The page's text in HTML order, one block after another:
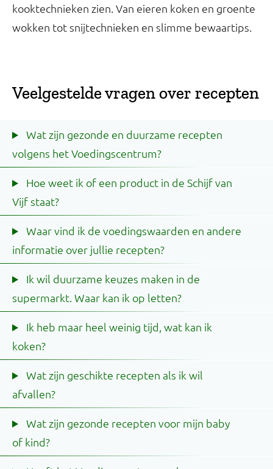
kooktechnieken zien. Van eieren koken en groente
wokken tot snijtechnieken en slimme bewaartips.
Veelgestelde vragen over recepten
Wat zijn gezonde en duurzame recepten
volgens het Voedingscentrum?
Hoe weet ik of een product in de Schijf van
Vijf staat?
Waar vind ik de voedingswaarden en andere
informatie over jullie recepten?
Ik wil duurzame keuzes maken in de
supermarkt. Waar kan ik op letten?
Ik heb maar heel weinig tijd, wat kan ik
koken?
Wat zijn geschikte recepten als ik wil
afvallen?
Wat zijn gezonde recepten voor mijn baby
of kind?